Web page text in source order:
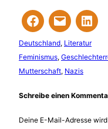
Deutschland, Literatur
Feminismus,
Mutterschaft, Nazis
Schreibe einen
Deine E-Mail-Adresse